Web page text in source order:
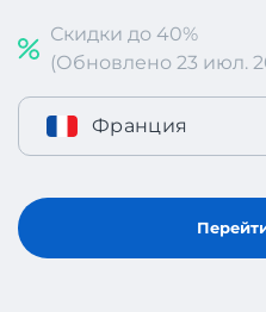
Скидки до 40%
(Обновлено 23 июл.
Франция